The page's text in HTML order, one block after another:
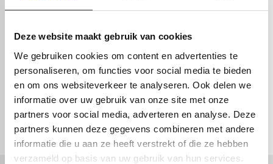
Deze website maakt gebruik van cookies
We gebruiken cookies om content en advertenties te
personaliseren, om functies voor social media te bieden
en om ons websiteverkeer te analyseren. Ook delen we
informatie over uw gebruik van onze site met onze
partners voor social media, adverteren en analyse. Deze
partners kunnen deze gegevens combineren met andere
informatie die u aan ze heeft verstrekt of die ze hebben
verzameld op basis van uw gebruik van hun services.
volstaf - Ø8x1000mm
€ 1,20
volstaf -
€ 2,00
check_circle Vanaf€ 750,-gratis bezorgd
check_circleKlanten geven Vos Kunststoffen een9,0/10na2662 beoordelingen